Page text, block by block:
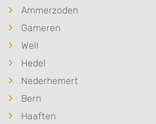
Ammerzoden
Gameren
Well
Hedel
Nederhemert
Bern
Haaften